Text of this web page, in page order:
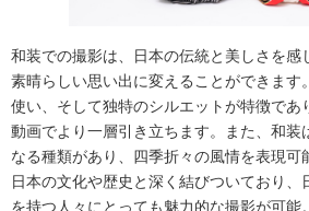
和装での撮影は、日本の伝統と美しさを感
素晴らしい思い出に変えることができます
使い、そして独特のシルエットが特徴であ
動画でより一層引き立ちます。また、和装
なる種類があり、四季折々の風情を表現可
日本の文化や歴史と深く結びついており、
を持つ人々にとっても魅力的な撮影が可能。